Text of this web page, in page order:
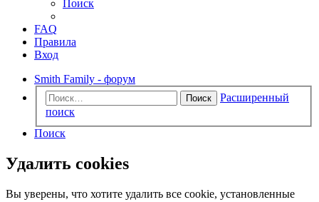
Поиск
FAQ
Правила
Вход
Smith Family - форум
Поиск
Расширенный
поиск
Поиск
Удалить cookies
Вы уверены, что хотите удалить все cookie, установленные